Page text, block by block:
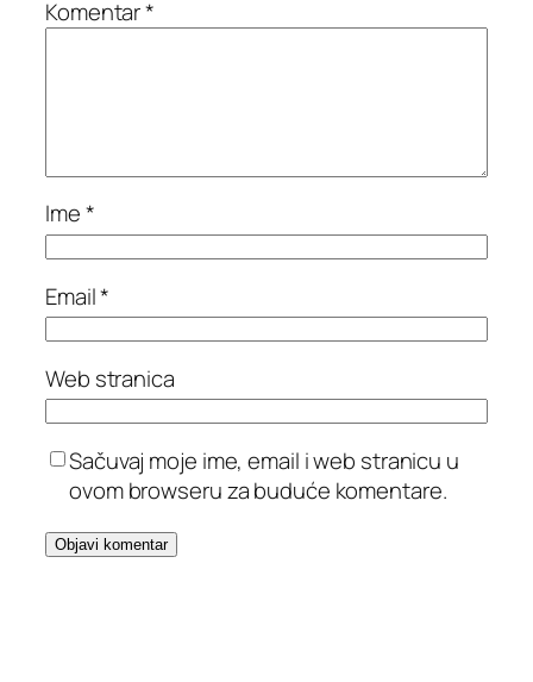
Komentar*
Ime*
Email*
Web stranica
Sačuvaj moje ime, email i web stranicu u
ovom browseru za buduće komentare.